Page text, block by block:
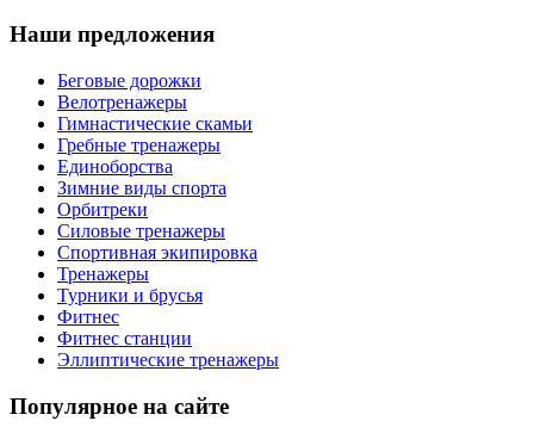
Наши предложения
Беговые дорожки
Велотренажеры
Гимнастические скамьи
Гребные тренажеры
Единоборства
Зимние виды спорта
Орбитреки
Силовые тренажеры
Спортивная экипировка
Тренажеры
Турники и брусья
Фитнес
Фитнес станции
Эллиптические тренажеры
Популярное на сайте